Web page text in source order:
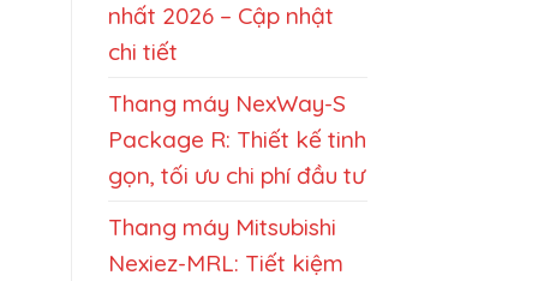
nhất 2026 – Cập nhật
chi tiết
Thang máy NexWay-S
Package R: Thiết kế tinh
gọn, tối ưu chi phí đầu tư
Thang máy Mitsubishi
Nexiez-MRL: Tiết kiệm